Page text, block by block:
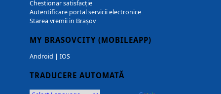
Chestionar satisfacție
Autentificare portal servicii electronice
Starea vremii in Brașov
MY BRASOVCITY (MOBILEAPP)
Android | IOS
TRADUCERE AUTOMATĂ